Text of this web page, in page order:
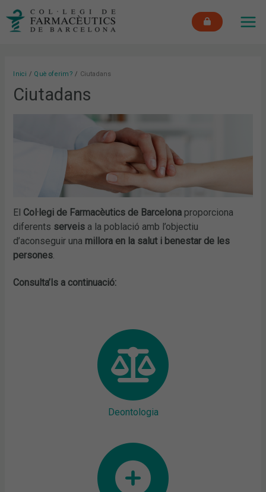
Inici Què oferim? Ciutadans
Ciutadans
El Col·legi de Farmacèutics de Barcelona proporciona
diferents serveis a la població amb l’objectiu
d’aconseguir una millora en la salut i benestar de les
persones.
Consulta’ls a continuació:
Deontologia